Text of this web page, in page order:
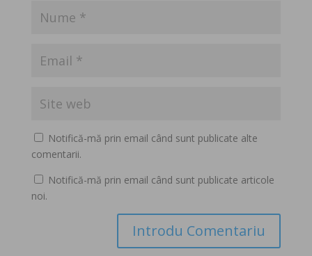
Notifică-mă prin email când sunt publicate alte
comentarii.
Notifică-mă prin email când sunt publicate articole
noi.